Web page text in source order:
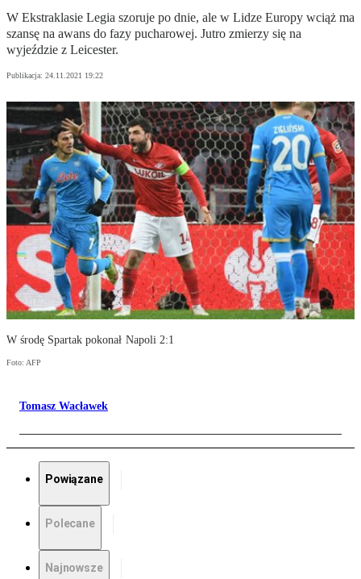
W Ekstraklasie Legia szoruje po dnie, ale w Lidze Europy wciąż ma
szansę na awans do fazy pucharowej. Jutro zmierzy się na
wyjeździe z Leicester.
Publikacja: 24.11.2021 19:22
W środę Spartak pokonał Napoli 2:1
Foto: AFP
Tomasz Wacławek
Powiązane
Polecane
Najnowsze